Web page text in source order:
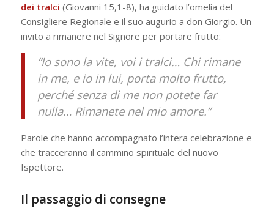
dei tralci (Giovanni 15,1-8), ha guidato l’omelia del
Consigliere Regionale e il suo augurio a don Giorgio. Un
invito a rimanere nel Signore per portare frutto:
“Io sono la vite, voi i tralci… Chi rimane
in me, e io in lui, porta molto frutto,
perché senza di me non potete far
nulla… Rimanete nel mio amore.”
Parole che hanno accompagnato l’intera celebrazione e
che tracceranno il cammino spirituale del nuovo
Ispettore.
Il passaggio di consegne